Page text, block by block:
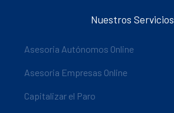
Nuestros Servicios
Asesoria Autónomos Online
Asesoria Empresas Online
Capitalizar el Paro